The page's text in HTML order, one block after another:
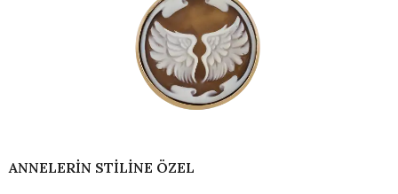
ANNELERİN STİLİNE ÖZEL